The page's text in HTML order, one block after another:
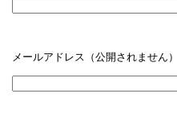
メールアドレス（公開されません）